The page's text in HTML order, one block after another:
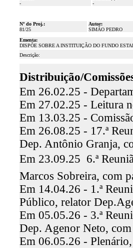
-
-
Nº do Proj.:
81/25
Autor:
SIMÃO PEDRO
Ementa:
DISPÕE SOBRE A INSTITUIÇÃO DO FUNDO
Descrição:
Distribuição/
Em 26.02.25 -
Em 27.02.25 - Leitura
Em 13.03.25 -
Em 26.08.25 - 17.ª
Dep. Antônio Granja,
Em 23.09.25  6.ª
Marcos Sobreira, com
Em 14.04.26 - 1.ª
Público, relator
Em 05.05.26 - 3.ª
Dep. Agenor Neto,
Em 06.05.26 -